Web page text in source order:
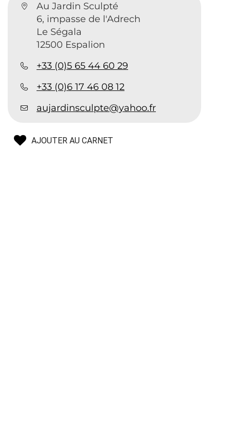
Au Jardin Sculpté
6, impasse de l'Adrech
Le Ségala
12500 Espalion
+33 (0)5 65 44 60 29
+33 (0)6 17 46 08 12
aujardinsculpte@yahoo.fr
AJOUTER AU CARNET